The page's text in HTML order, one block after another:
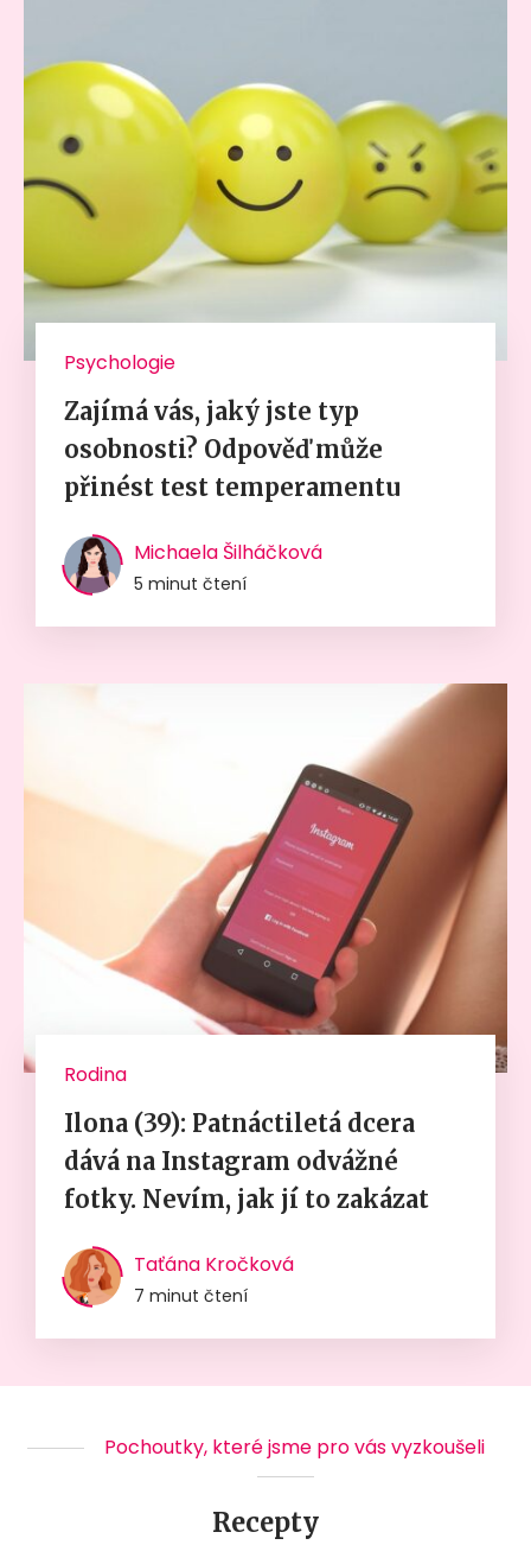
Psychologie
Zajímá vás, jaký jste typ
osobnosti? Odpověď může
přinést test temperamentu
Michaela Šilháčková
5 minut čtení
Rodina
Ilona (39): Patnáctiletá dcera
dává na Instagram odvážné
fotky. Nevím, jak jí to zakázat
Taťána Kročková
7 minut čtení
Pochoutky, které jsme pro vás vyzkoušeli
Recepty